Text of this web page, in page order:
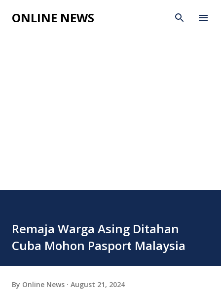
Skip to main content
ONLINE NEWS
Remaja Warga Asing Ditahan
Cuba Mohon Pasport Malaysia
By Online News August 21, 2024